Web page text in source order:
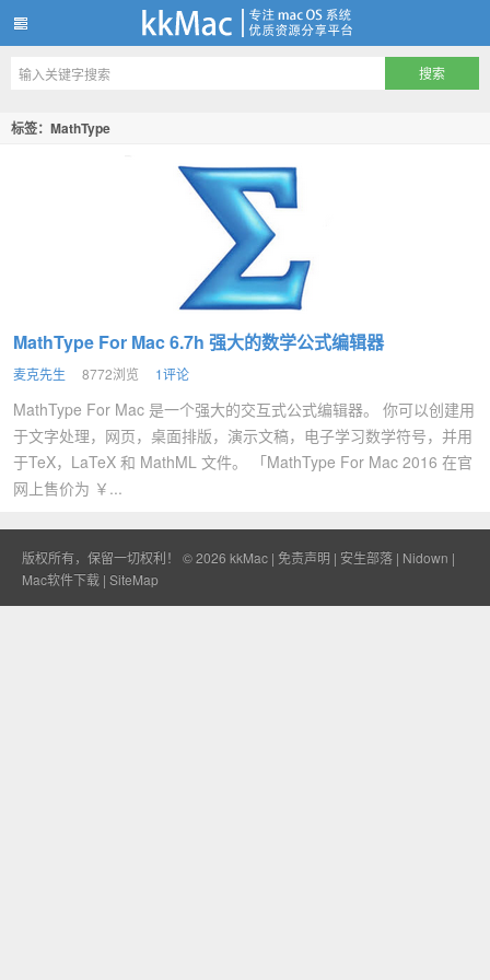
kkMac
标签：MathType
MathType For Mac 6.7h 强大的数学公式编辑器
麦克先生 8772浏览 1评论
MathType For Mac 是一个强大的交互式公式编辑器。 你可以创建用
于文字处理，网页，桌面排版，演示文稿，电子学习数学符号，并用
于TeX，LaTeX 和 MathML 文件。 「MathType For Mac 2016 在官
网上售价为 ￥...
版权所有，保留一切权利！ © 2026 kkMac | 免责声明 | 安生部落 | Nidown |
Mac软件下载 | SiteMap